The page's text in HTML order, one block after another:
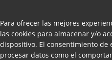
Para ofrecer las mejores
las cookies para almacenar y/o
dispositivo. El consentimiento de
procesar datos como el